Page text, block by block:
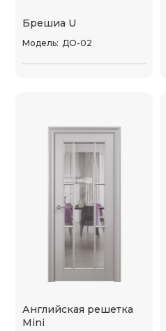
Брешиа U
Модель: ДО-02
Английская решетка
Mini